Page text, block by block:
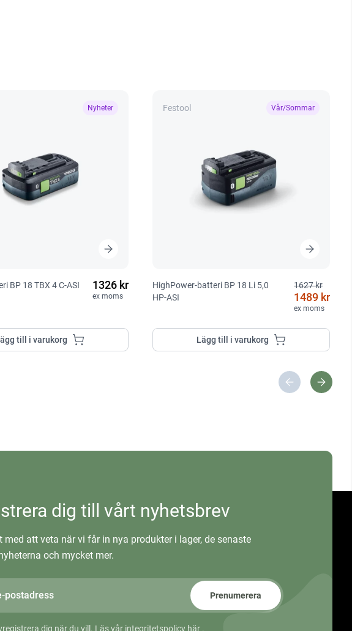
Nyheter
BP 18 TBX 4 C-ASI 1326 kr
ex moms
till i varukorg
Festool Vår/Sommar
HighPower-batteri BP 18 Li 5,0
HP-ASI
1627 kr
1489 kr
ex moms
Lägg till i varukorg
dig till vårt nyhetsbrev
med att veta när vi får in nya produkter i lager, de senaste
och mycket mer.
Prenumerera
dig när du vill. Läsvår integritetspolicy här .